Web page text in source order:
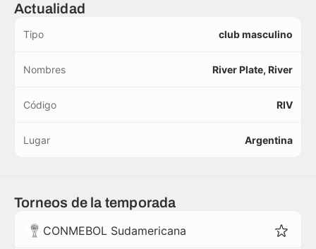
Actualidad
Tipo club masculino
Nombres River Plate, River
Código RIV
Lugar Argentina
Torneos de la temporada
CONMEBOL Sudamericana